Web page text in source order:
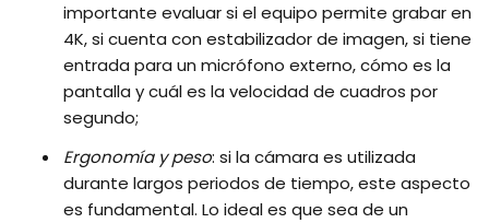
importante evaluar si el equipo permite grabar en
4K, si cuenta con estabilizador de imagen, si tiene
entrada para un micrófono externo, cómo es la
pantalla y cuál es la velocidad de cuadros por
segundo;
Ergonomía y peso: si la cámara es utilizada
durante largos periodos de tiempo, este aspecto
es fundamental. Lo ideal es que sea de un